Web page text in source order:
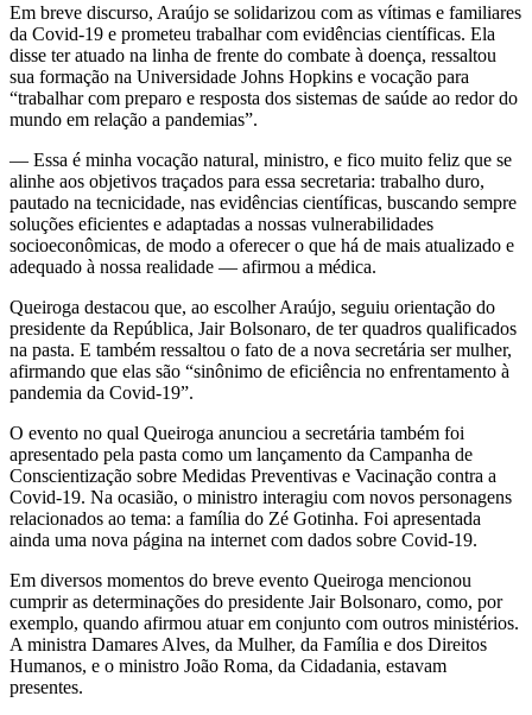
Em breve discurso, Araújo se solidarizou com as vítimas e familiares
da Covid-19 e prometeu trabalhar com evidências científicas. Ela
disse ter atuado na linha de frente do combate à doença, ressaltou
sua formação na Universidade Johns Hopkins e vocação para
“trabalhar com preparo e resposta dos sistemas de saúde ao redor do
mundo em relação a pandemias”.
— Essa é minha vocação natural, ministro, e fico muito feliz que se
alinhe aos objetivos traçados para essa secretaria: trabalho duro,
pautado na tecnicidade, nas evidências científicas, buscando sempre
soluções eficientes e adaptadas a nossas vulnerabilidades
socioeconômicas, de modo a oferecer o que há de mais atualizado e
adequado à nossa realidade — afirmou a médica.
Queiroga destacou que, ao escolher Araújo, seguiu orientação do
presidente da República, Jair Bolsonaro, de ter quadros qualificados
na pasta. E também ressaltou o fato de a nova secretária ser mulher,
afirmando que elas são “sinônimo de eficiência no enfrentamento à
pandemia da Covid-19”.
O evento no qual Queiroga anunciou a secretária também foi
apresentado pela pasta como um lançamento da Campanha de
Conscientização sobre Medidas Preventivas e Vacinação contra a
Covid-19. Na ocasião, o ministro interagiu com novos personagens
relacionados ao tema: a família do Zé Gotinha. Foi apresentada
ainda uma nova página na internet com dados sobre Covid-19.
Em diversos momentos do breve evento Queiroga mencionou
cumprir as determinações do presidente Jair Bolsonaro, como, por
exemplo, quando afirmou atuar em conjunto com outros ministérios.
A ministra Damares Alves, da Mulher, da Família e dos Direitos
Humanos, e o ministro João Roma, da Cidadania, estavam
presentes.